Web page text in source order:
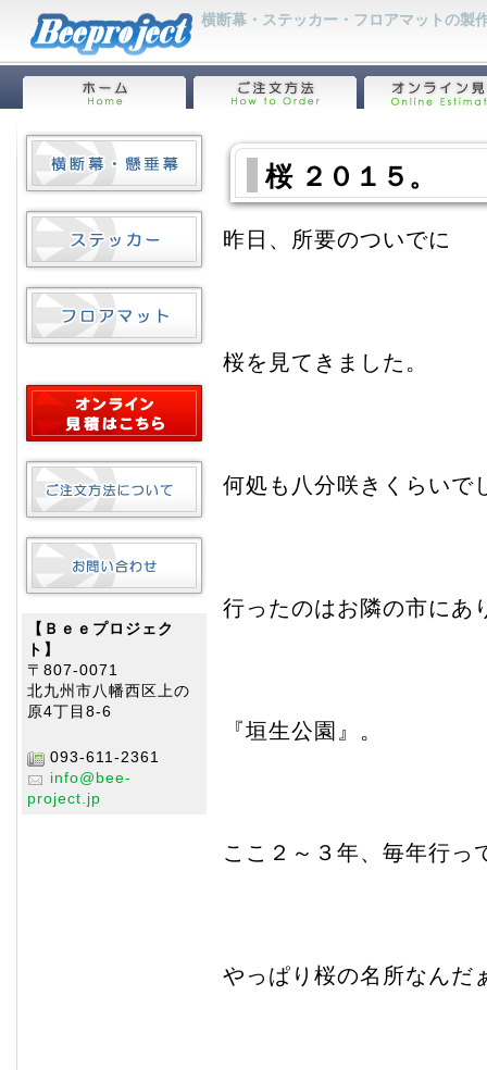
横断幕・ステッカー・フロアマットの
桜 ２０１５。
昨日、所要のついでに
桜を見てきました。
何処も八分咲きくらいで
行ったのはお隣の市にあ
『垣生公園』。
ここ２～３年、毎年行っ
やっぱり桜の名所なんだ
【Ｂｅｅプロジェク
ト】
〒807-0071
北九州市八幡西区上の
原4丁目8-6
093-611-2361
info@bee-
project.jp